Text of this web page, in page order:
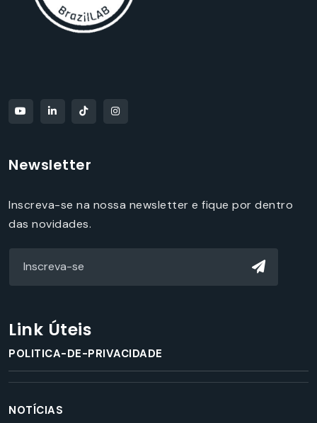
Newsletter
Inscreva-se na nossa newsletter e fique por dentro
das novidades.
Link Úteis
POLITICA-DE-PRIVACIDADE
NOTÍCIAS